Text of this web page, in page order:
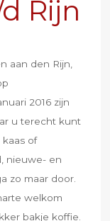
Rijn
aan den Rijn,
2016 zijn
u terecht kunt
of
nieuwe- en
zo maar door.
welkom
bakje koffie.